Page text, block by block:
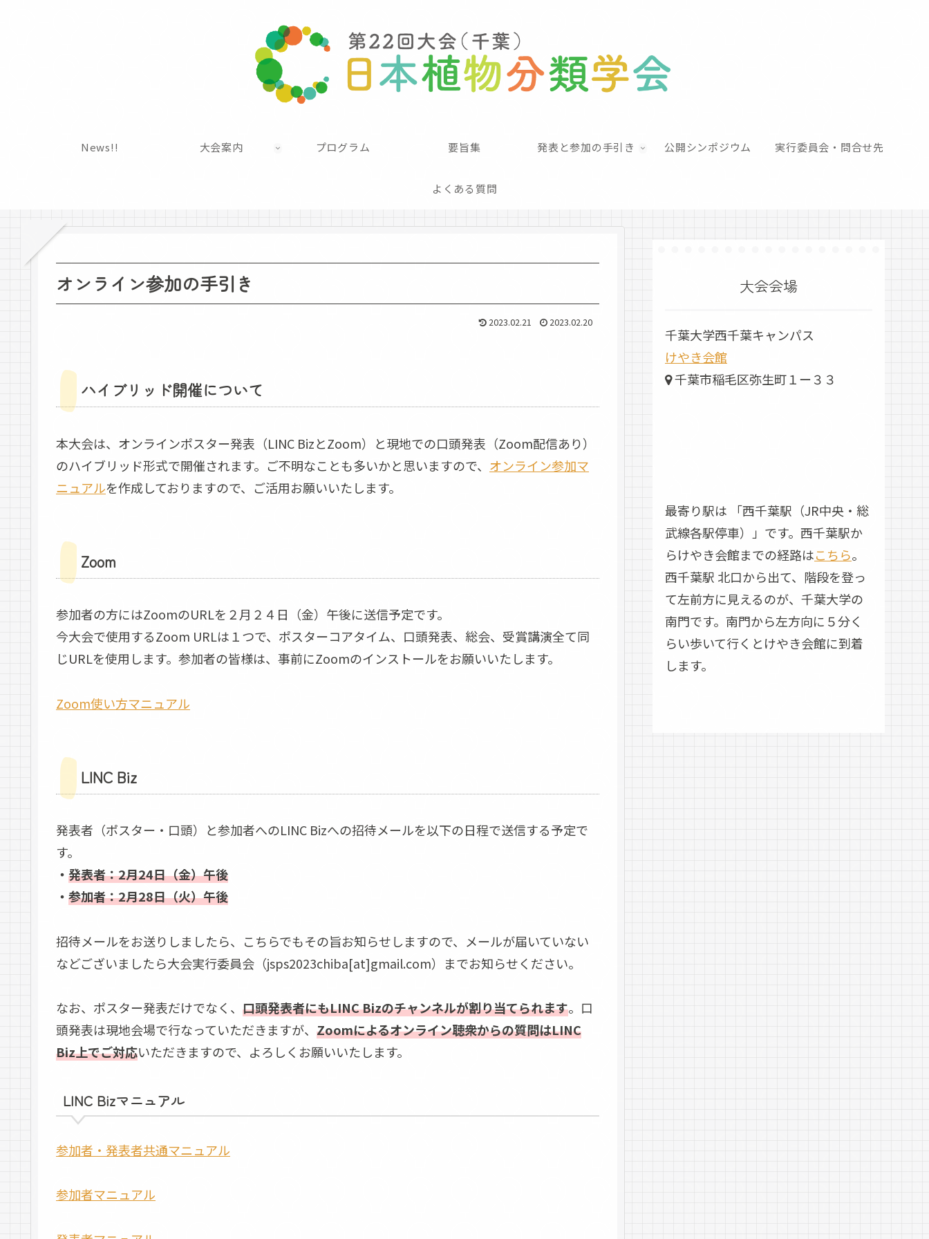
News!! 大会案内 プログラム 要旨集 発表と参加の手引き 公開シンポジウム 実行委員会・問合せ先
よくある質問
オンライン参加の手引き
2023.02.21 2023.02.20
ハイブリッド開催について
本大会は、オンラインポスター発表（LINC BizとZoom）と現地での口頭発表（Zoom配信あり）
のハイブリッド形式で開催されます。ご不明なことも多いかと思いますので、 オンライン参加マ
ニュアルを作成しておりますので、ご活用お願いいたします。
Zoom
参加者の方にはZoomのURLを２月２４日（金）午後に送信予定です。
今大会で使用するZoom URLは１つで、ポスターコアタイム、口頭発表、総会、受賞講演全て同
じURLを使用します。参加者の皆様は、事前にZoomのインストールをお願いいたします。
Zoom使い方マニュアル
LINC Biz
発表者（ポスター・口頭）と参加者へのLINC Bizへの招待メールを以下の日程で送信する予定で
す。
・ 発表者：2月24日（金）午後
・ 参加者：2月28日（火）午後
招待メールをお送りしましたら、こちらでもその旨お知らせしますので、メールが届いていない
などございましたら大会実行委員会（jsps2023chiba[at]gmail.com）までお知らせください。
なお、ポスター発表だけでなく、 口頭発表者にもLINC Bizのチャンネルが割り当てられます。口
頭発表は現地会場で行なっていただきますが、 Zoomによるオンライン聴衆からの質問はLINC
Biz上でご対応いただきますので、よろしくお願いいたします。
LINC Bizマニュアル
参加者・発表者共通マニュアル
参加者マニュアル
大会会場
千葉大学西千葉キャンパス
けやき会館
千葉市稲毛区弥生町１ー３３
最寄り駅は 「西千葉駅（JR中央・総
武線各駅停車）」です。西千葉駅か
らけやき会館までの経路はこちら。
西千葉駅 北口から出て、階段を登っ
て左前方に見えるのが、千葉大学の
南門です。南門から左方向に５分く
らい歩いて行くとけやき会館に到着
します。